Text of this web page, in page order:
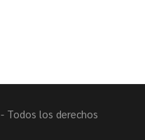
- Todos los derechos